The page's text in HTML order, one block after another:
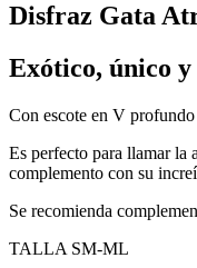
Disfraz Gata
Exótico, único
Con escote en V
Es perfecto para llamar la
complemento con su
Se recomienda
TALLA SM-ML